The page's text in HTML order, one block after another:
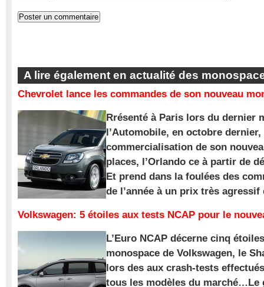
A lire également en actualité des
Chevrolet lance les commandes de son nouveau
Rrésenté à Paris lors du dernier
l’Automobile, en octobre
commercialisation de son
places, l’Orlando ce à partir de
Et prend dans la foulées des
de l’année à un prix très agressif
Volkswagen: 5 étoiles aux tests NCAP pour le
L’Euro NCAP décerne cinq
monospace de Volkswagen, le
lors des aux crash-tests
tous les modèles du marché…Le